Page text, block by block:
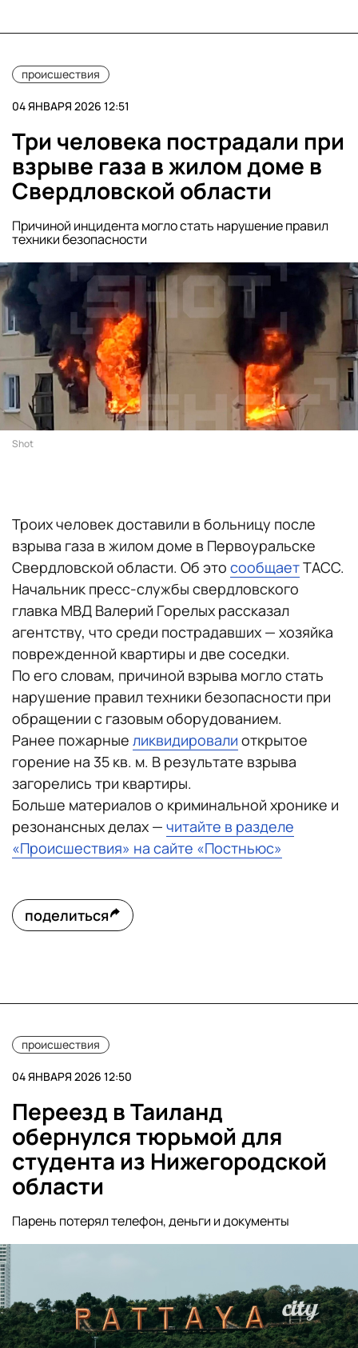
происшествия
04 ЯНВАРЯ 2026 12:51
Три человека пострадали при
взрыве газа в жилом доме в
Свердловской области
Причиной инцидента могло стать нарушение правил
техники безопасности
Shot
Троих человек доставили в больницу после
взрыва газа в жилом доме в Первоуральске
Свердловской области. Об это сообщаетТАСС.
Начальник пресс-службы свердловского
главка МВД Валерий Горелых рассказал
агентству, что среди пострадавших — хозяйка
поврежденной квартиры и две соседки.
По его словам, причиной взрыва могло стать
нарушение правил техники безопасности при
обращении с газовым оборудованием.
Ранее пожарные ликвидировали открытое
горение на 35 кв. м. В результате взрыва
загорелись три квартиры.
Больше материалов о криминальной хронике и
резонансных делах — читайте в разделе
«Происшествия» на сайте «Постньюс»
поделиться
происшествия
04 ЯНВАРЯ 2026 12:50
Переезд в Таиланд
обернулся тюрьмой для
студента из Нижегородской
области
Парень потерял телефон, деньги и документы